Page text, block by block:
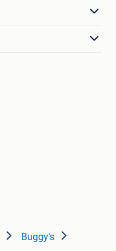
Buggy's